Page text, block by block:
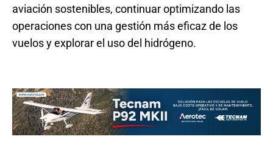
aviación sostenibles, continuar optimizando las
operaciones con una gestión más eficaz de los
vuelos y explorar el uso del hidrógeno.